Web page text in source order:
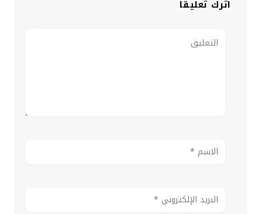
اترك تعليقاً